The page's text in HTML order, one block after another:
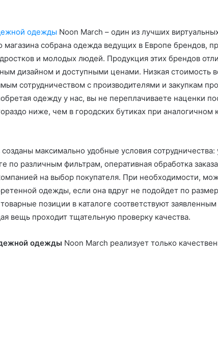
одежды Noon March – один из лучших
магазина собрана одежда ведущих в Европе брендов,
и молодых людей. Продукция этих брендов
дизайном и доступными ценами. Низкая стоимость
сотрудничеством с производителями и закупкам
одежду у нас, вы не переплачиваете наценки
ниже, чем в городских бутиках при аналогичном
максимально удобные условия сотрудничества:
по различным фильтрам, оперативная обработка
на выбор покупателя. При необходимости,
одежды, если она вдруг не подойдет по
позиции в каталоге соответствуют
вещь проходит тщательную проверку качества.
одежды Noon March реализует только